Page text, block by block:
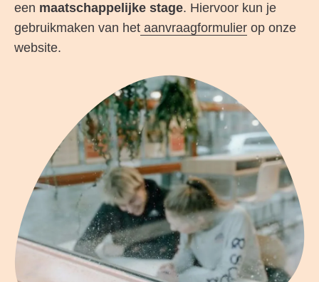
een maatschappelijke stage. Hiervoor kun je
gebruikmaken van het aanvraagformulier op onze
website.